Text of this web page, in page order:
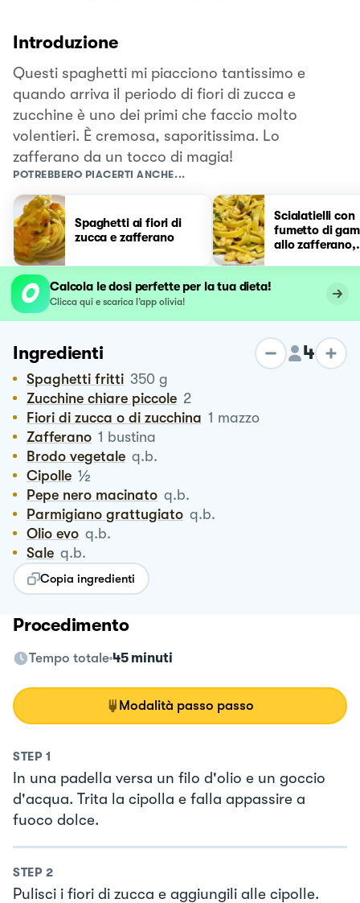
Introduzione
Questi spaghetti mi piacciono tantissimo e
quando arriva il periodo di fiori di zucca e
zucchine è uno dei primi che faccio molto
volentieri. È cremosa, saporitissima. Lo
zafferano da un tocco di magia!
POTREBBERO PIACERTI ANCHE...
Spaghetti ai fiori di
zucca e zafferano
Scialatielli con
fumetto di
allo zafferano,
Calcola le dosi perfette per la tua dieta!
Clicca qui e scarica l’app olivia!
Ingredienti 4
Spaghetti fritti 350 g
Zucchine chiare piccole 2
Fiori di zucca o di zucchina 1 mazzo
Zafferano 1 bustina
Brodo vegetale q.b.
Cipolle ½
Pepe nero macinato q.b.
Parmigiano grattugiato q.b.
Olio evo q.b.
Sale q.b.
Copia ingredienti
Procedimento
Tempo totale 45 minuti
Modalità passo passo
STEP 1
In una padella versa un filo d'olio e un goccio
d'acqua. Trita la cipolla e falla appassire a
fuoco dolce.
STEP 2
Pulisci i fiori di zucca e aggiungili alle cipolle.